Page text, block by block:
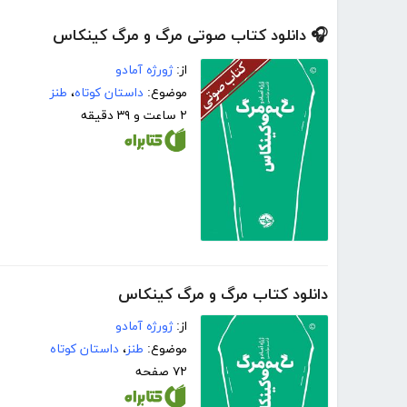
🎧 دانلود کتاب صوتی مرگ و مرگ کینکاس
از:ژورژه آمادو
موضوع: داستان کوتاه، طنز
۲ ساعت و ۳۹ دقیقه
دانلود کتاب مرگ و مرگ کینکاس
از:ژورژه آمادو
موضوع: طنز، داستان کوتاه
۷۲ صفحه